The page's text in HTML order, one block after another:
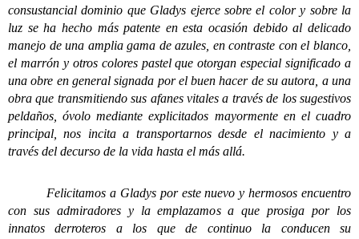
consustancial dominio que Gladys ejerce sobre el color y sobre la
luz se ha hecho más patente en esta ocasión debido al delicado
manejo de una amplia gama de azules, en contraste con el blanco,
el marrón y otros colores pastel que otorgan especial significado a
una obre en general signada por el buen hacer de su autora, a una
obra que transmitiendo sus afanes vitales a través de los sugestivos
peldaños, óvolo mediante explicitados mayormente en el cuadro
principal, nos incita a transportarnos desde el nacimiento y a
través del decurso de la vida hasta el más allá.
Felicitamos a Gladys por este nuevo y hermosos encuentro
con sus admiradores y la emplazamos a que prosiga por los
innatos derroteros a los que de continuo la conducen su